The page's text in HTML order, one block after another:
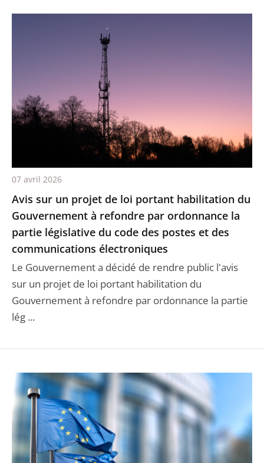
Avis sur un projet de loi portant habilitation du
Gouvernement à refondre par ordonnance la
partie législative du code des postes et des
communications électroniques
Le Gouvernement a décidé de rendre public l'avis
sur un projet de loi portant habilitation du
Gouvernement à refondre par ordonnance la partie
lég ...
07 avril 2026